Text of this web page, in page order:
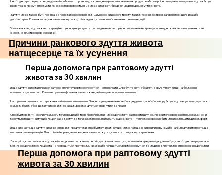
Необхідно враховувати і індивідуальні особливості організму, зокрема, непереносимість певних продуктів або алергії, які можуть провокувати здуття. Якщо
в харчуванні присутні продукти, які важко переварюються, це може викликати бродіння і, відповідно, здуття живота.
Здуття може також бути пов'язане з певними захворюваннями шлунково-кишкового тракту, такими як синдром роздратованого кишечника або
дисбактеріоз. В таких випадках варто звернутися до лікаря для детального обстеження і рекомендацій.
Узагальнюючи, здуття живота вранці натщесерце є результатом поєднання факторів, які впливають на травну систему, включаючи накопичення газів,
зневоднення, стрес і харчові звички.
Причини ранкового здуття живота
натщесерце та їх усунення
Перша допомога при раптовому здутті
живота за 30 хвилин
Якщо здуття живота почалося раптово, спочатку варто заспокоїтися і не панікувати. Спробуйте сісти або лягти в зручну позу. Лігши на бік, можна
полегшити дискомфорт. Важливо уникати фізичних навантажень, які можуть посилити симптоми.
Наступним кроком є спостереження за іншими симптомами. Зверніть увагу на наявність болю, нудоти, діареї або запору. Якщо здуття супроводжується
сильним болем або іншими тривожними ознаками, рекомендується звернутися до лікаря.
Спробуйте випити невелику кількість теплої води або трав'яного чаю, який може допомогти заспокоїти шлунок. Уникайте газованих напоїв, оскільки вони
можуть погіршити ситуацію. Якщо у вас є доступ до теплих компресів, прикладіть їх до живота — тепло може розслабити м’язи і зменшити дискомфорт.
Якщо ви знаєте, що здуття викликане певними продуктами, спробуйте уникати їх у цей момент. Якщо ж ви вжили нову їжу або напій, подумайте про те, що
могло викликати реакцію. Легкі фізичні вправи, як-от ходіння, також можуть допомогти стимулювати травлення.
Записуйте, коли почалося здуття, які продукти ви споживали і які відчуття виникли — це допоможе лікарю у випадку, якщо буде необхідно звернутися за
медичною допомогою. Якщо стан не покращиться протягом 30 хвилин або погіршиться, варто звернутися до медиків для отримання професійної допомоги.
Перша допомога при раптовому здутті
живота за 30 хвилин